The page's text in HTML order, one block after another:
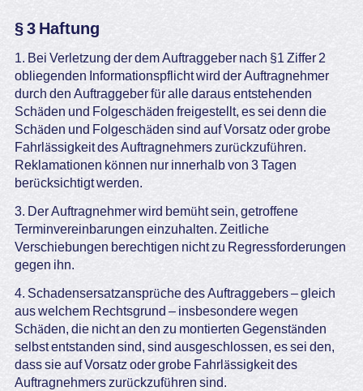
§ 3 Haftung
1. Bei Verletzung der dem Auftraggeber nach §1 Ziffer 2
obliegenden Informationspflicht wird der Auftragnehmer
durch den Auftraggeber für alle daraus entstehenden
Schäden und Folgeschäden freigestellt, es sei denn die
Schäden und Folgeschäden sind auf Vorsatz oder grobe
Fahrlässigkeit des Auftragnehmers zurückzuführen.
Reklamationen können nur innerhalb von 3 Tagen
berücksichtigt werden.
3. Der Auftragnehmer wird bemüht sein, getroffene
Terminvereinbarungen einzuhalten. Zeitliche
Verschiebungen berechtigen nicht zu Regressforderungen
gegen ihn.
4. Schadensersatzansprüche des Auftraggebers – gleich
aus welchem Rechtsgrund – insbesondere wegen
Schäden, die nicht an den zu montierten Gegenständen
selbst entstanden sind, sind ausgeschlossen, es sei den,
dass sie auf Vorsatz oder grobe Fahrlässigkeit des
Auftragnehmers zurückzuführen sind.